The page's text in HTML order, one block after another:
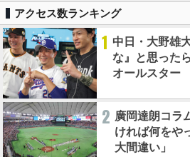
アクセス数ランキング
1 中日・大野雄
な』と思った
オールスター
2 廣岡達朗コラ
ければ何をや
大間違い」